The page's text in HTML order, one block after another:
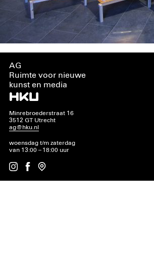
AG
Ruimte voor nieuwe
kunst en media
Minrebroederstraat 16
3512 GT Utrecht
ag@hku.nl
woensdag t/m zaterdag
van 13:00 – 18:00 uur